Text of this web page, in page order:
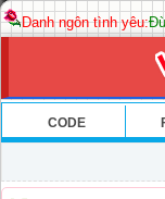
Danh ngôn tình yêu:
CODE